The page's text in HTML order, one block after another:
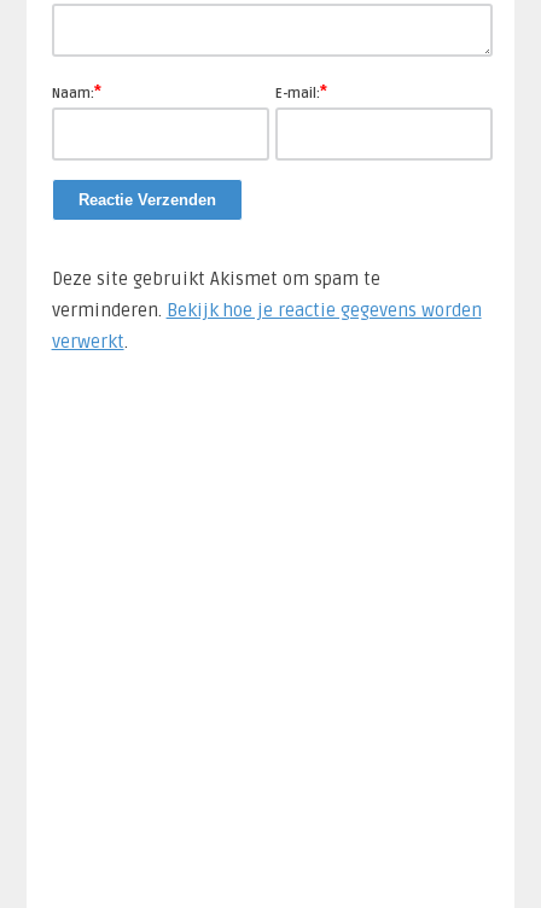
Naam:* E-mail:*
Deze site gebruikt Akismet om spam te
verminderen. Bekijk hoe je reactie gegevens worden
verwerkt.